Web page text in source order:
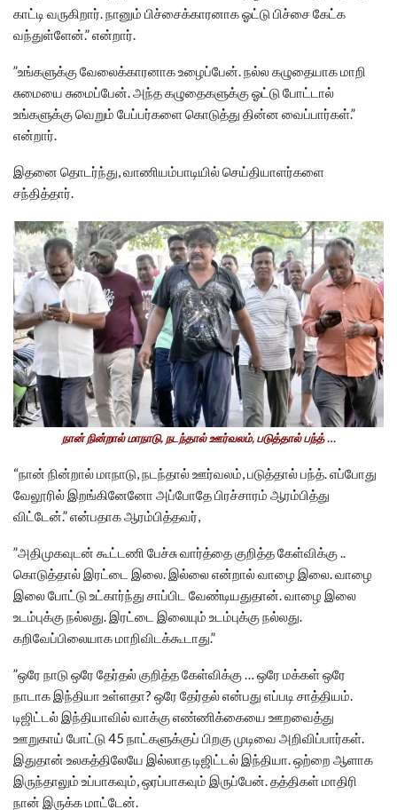
காட்டி வருகிறார். நானும் பிச்சைக்காரனாக ஓட்டு பிச்சை கேட்க
வந்துள்ளேன்.” என்றார்.
”உங்களுக்கு வேலைக்காரனாக உழைப்பேன். நல்ல கழுதையாக மாறி
சுமையை சுமைப்பேன். அந்த கழுதைகளுக்கு ஓட்டு போட்டால்
உங்களுக்கு வெறும் பேப்பர்களை கொடுத்து தின்ன வைப்பார்கள்.”
என்றார்.
இதனை தொடர்ந்து, வாணியம்பாடியில் செய்தியாளர்களை
சந்தித்தார்.
நான் நின்றால் மாநாடு, நடந்தால் ஊர்வலம், படுத்தால் பந்த் …
“நான் நின்றால் மாநாடு, நடந்தால் ஊர்வலம், படுத்தால் பந்த். எப்போது
வேலூரில் இறங்கினேனோ அப்போதே பிரச்சாரம் ஆரம்பித்து
விட்டேன்.” என்பதாக ஆரம்பித்தவர்,
”அதிமுகவுடன் கூட்டணி பேச்சு வார்த்தை குறித்த கேள்விக்கு ..
கொடுத்தால் இரட்டை இலை. இல்லை என்றால் வாழை இலை. வாழை
இலை போட்டு உட்கார்ந்து சாப்பிட வேண்டியதுதான். வாழை இலை
உடம்புக்கு நல்லது. இரட்டை இலையும் உடம்புக்கு நல்லது.
கறிவேப்பிலையாக மாறிவிடக்கூடாது.”
”ஒரே நாடு ஒரே தேர்தல் குறித்த கேள்விக்கு … ஒரே மக்கள் ஒரே
நாடாக இந்தியா உள்ளதா? ஒரே தேர்தல் என்பது எப்படி சாத்தியம்.
டிஜிட்டல் இந்தியாவில் வாக்கு எண்ணிக்கையை ஊறவைத்து
ஊறுகாய் போட்டு 45 நாட்களுக்குப் பிறகு முடிவை அறிவிப்பார்கள்.
இதுதான் உலகத்திலேயே இல்லாத டிஜிட்டல் இந்தியா. ஒற்றை ஆளாக
இருந்தாலும் உப்பாகவும், ஒரப்பாகவும் இருப்பேன். தத்திகள் மாதிரி
நான் இருக்க மாட்டேன்.